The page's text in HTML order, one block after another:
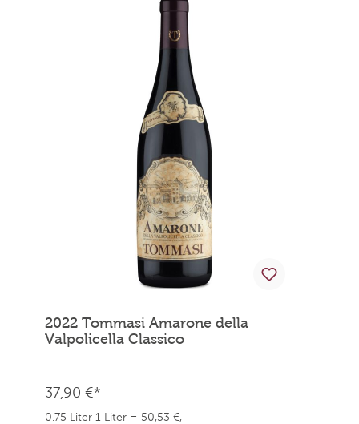
2022 Tommasi Amarone della
Valpolicella Classico
37,90 €*
0.75 Liter 1 Liter = 50,53 €,